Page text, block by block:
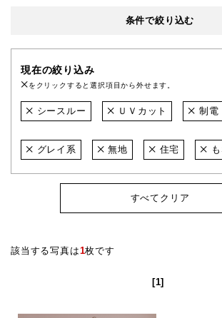
条件で絞り込む
現在の絞り込み
をクリックすると選択項目から外せます。
シースルー ＵＶカット 制電
グレイ系 無地 住宅
すべてクリア
該当する写真は1枚です
[1]